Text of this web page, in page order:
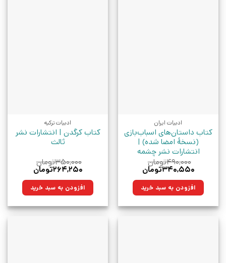
ادبیات ایران
کتاب داستان‌های اسباب‌بازی
(نسخهٔ امضا شده) |
انتشارات نشر چشمه
۴۹۰,۰۰۰تومان
قیمت
۴۹۰,۰۰۰تومان
بود.
۳۴۰,۵۵۰تومان
۳۴۰,۵۵۰تومان. افزودن به سبد خرید
ادبیات ترکیه
کتاب کرگدن | انتشارات نشر
ثالث
۳۵۰,۰۰۰تومان
قیمت
۳۵۰,۰۰۰تومان
بود.
۲۶۴,۲۵۰تومان
۲۶۴,۲۵۰تومان.افزودن به سبد خرید